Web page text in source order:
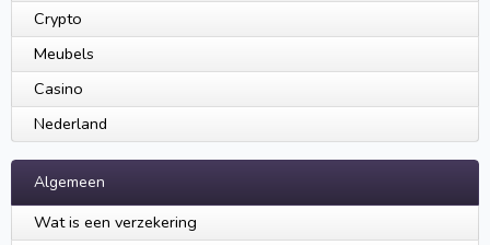
Crypto
Meubels
Casino
Nederland
Algemeen
Wat is een verzekering